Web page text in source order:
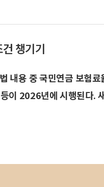
챙기기
내용 중 국민연금 보험
이 2026년에 시행된다.